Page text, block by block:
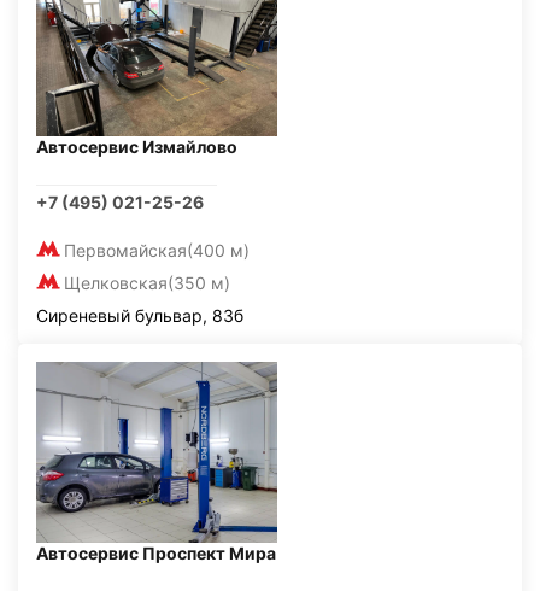
Автосервис Измайлово
+7 (495) 021-25-26
Первомайская(400 м)
Щелковская(350 м)
Сиреневый бульвар, 83б
Автосервис Проспект Мира